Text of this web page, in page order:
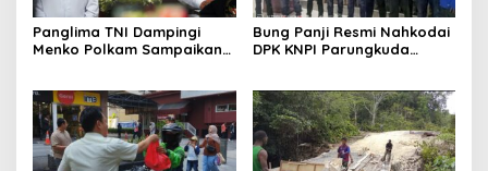
Panglima TNI Dampingi
Menko Polkam Sampaikan
Bung Panji Resmi Nahkodai
DPK KNPI Parungkuda